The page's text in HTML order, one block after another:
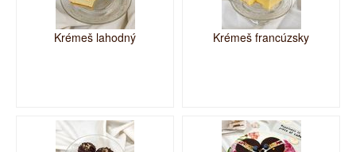
Krémeš lahodný Krémeš francúzsky